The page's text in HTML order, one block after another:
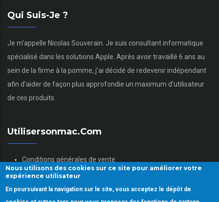
Qui Suis-Je ?
Je m’appelle Nicolas Souverain. Je suis consultant informatique
spécialisé dans les solutions Apple. Après avoir travaillé 6 ans au
sein de la firme à la pomme, j’ai décidé de redevenir indépendant
afin d’aider de façon plus approfondie un maximum d’utilisateur
de ces produits.
Utilisersonmac.com
Conditions générales de vente
Mentions légales
Politique des données personnelles
Nous utilisons des cookies sur ce site pour améliorer votre
expérience utilisateur
En poursuivant la navigation sur le site, vous acceptez le dépôt de